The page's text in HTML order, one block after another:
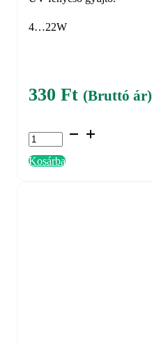
4…22W
330 Ft (Bruttó ár)
Gyújtó
rovarcsapdához
-Kosárba